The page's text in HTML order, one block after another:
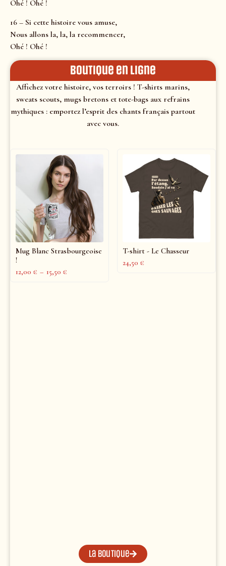
Ohé ! Ohé !
16 – Si cette histoire vous amuse,
Nous allons la, la, la recommencer,
Ohé ! Ohé !
Boutique en ligne
Affichez votre histoire, vos terroirs ! T-shirts marins,
sweats scouts, mugs bretons et tote-bags aux refrains
mythiques : emportez l’esprit des chants français partout
avec vous.
Mug Blanc Strasbourgeoise
!
12,00 € – 15,50 €
T-shirt - Le Chasseur
24,50 €
La boutique